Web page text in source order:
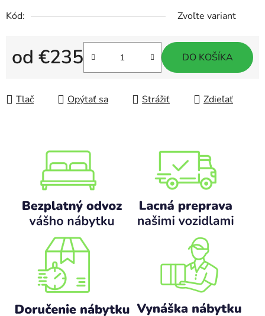
Kód: Zvoľte variant
od €235 DO KOŠÍKA
Tlač Opýtať sa Strážiť Zdieľať